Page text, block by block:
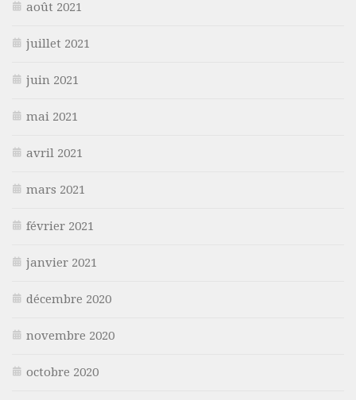
août 2021
juillet 2021
juin 2021
mai 2021
avril 2021
mars 2021
février 2021
janvier 2021
décembre 2020
novembre 2020
octobre 2020